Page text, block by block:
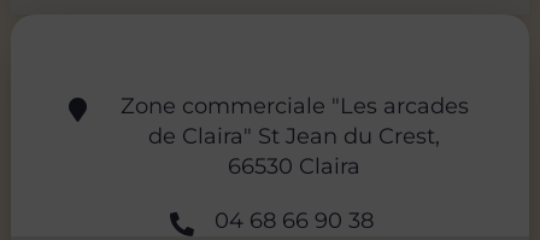
Zone commerciale "Les arcades
de Claira" St Jean du Crest,
66530 Claira
04 68 66 90 38